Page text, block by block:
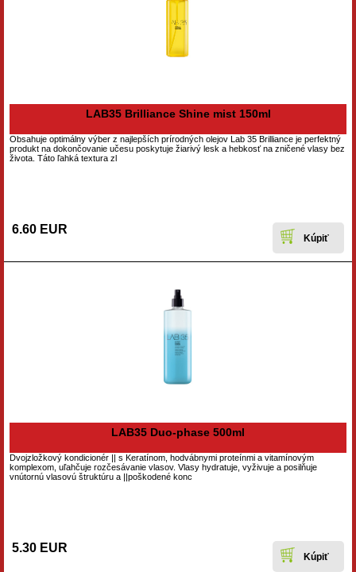
LAB35 Brilliance Shine mist 150ml
Obsahuje optimálny výber z najlepších prírodných olejov Lab 35 Brilliance je perfektný
produkt na dokončovanie učesu poskytuje žiarivý lesk a hebkosť na zničené vlasy bez
života. Táto ľahká textura zl
6.60 EUR
LAB35 Duo-phase 500ml
Dvojzložkový kondicionér || s Keratínom, hodvábnymi proteínmi a vitamínovým
komplexom, uľahčuje rozčesávanie vlasov. Vlasy hydratuje, vyživuje a posilňuje
vnútornú vlasovú štruktúru a ||poškodené konc
5.30 EUR